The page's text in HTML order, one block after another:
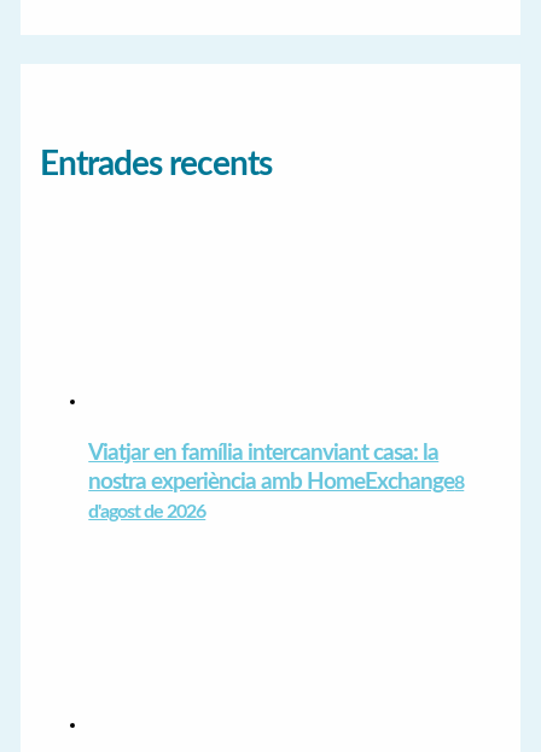
Entrades recents
Viatjar en família intercanviant casa: la
nostra experiència amb HomeExchange8
d'agost de 2026